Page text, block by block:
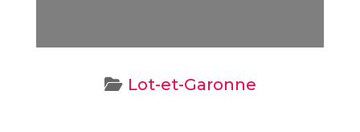
Lot-et-Garonne